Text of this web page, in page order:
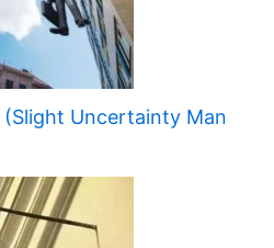
Uncertainty Man